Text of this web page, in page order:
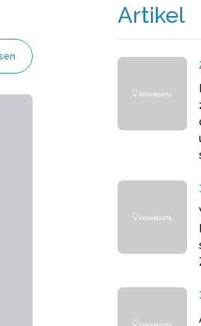
Artikel